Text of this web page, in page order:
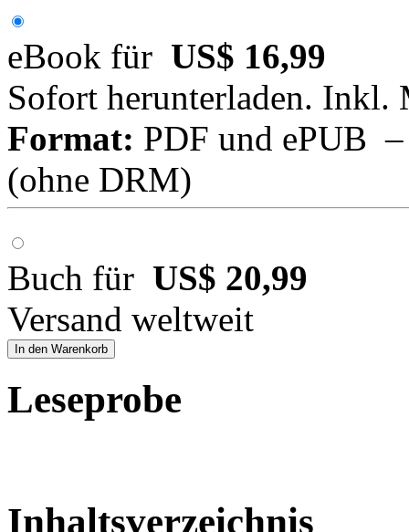
eBook für US$ 16,99
Sofort herunterladen. Inkl.
Format: PDF und ePUB
(ohne DRM)
Buch für US$ 20,99
Versand weltweit
In den Warenkorb
Leseprobe
Inhaltsverzeichnis